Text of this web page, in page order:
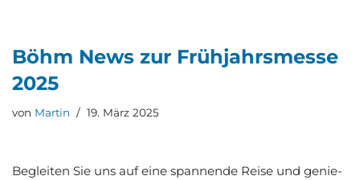
Böhm News zur Früh­jahrs­mes­se
2025
von Martin 19. März 2025
Beglei­ten Sie uns auf eine span­nen­de Rei­se und genie­